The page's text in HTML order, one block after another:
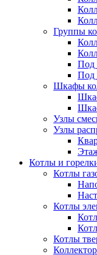
Группы
Под
Под
Шкафы
Узлы
Узлы
Котлы и
Котлы
Котлы
Котлы